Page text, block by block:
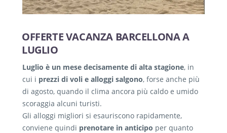
OFFERTE VACANZA BARCELLONA A
LUGLIO
Luglio è un mese decisamente di alta stagione, in
cui i prezzi di voli e alloggi salgono, forse anche più
di agosto, quando il clima ancora più caldo e umido
scoraggia alcuni turisti.
Gli alloggi migliori si esauriscono rapidamente,
conviene quindi prenotare in anticipo per quanto